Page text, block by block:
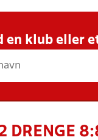
RESULTATER,
HOLD
en klub eller
DRENGE